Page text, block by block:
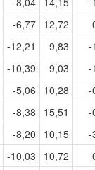
-6,77 12,72
-12,21 9,83
-
-10,39 9,03
-
-5,06 10,28
-
-8,38 15,51
-
-8,20 10,15
-
-10,03 10,72